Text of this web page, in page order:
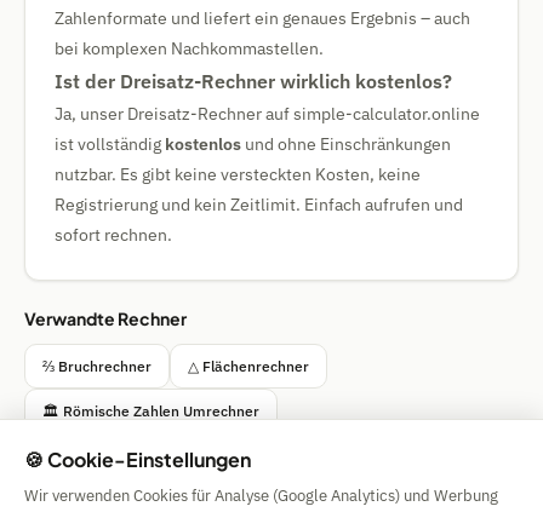
Zahlenformate und liefert ein genaues Ergebnis – auch
bei komplexen Nachkommastellen.
Ist der Dreisatz-Rechner wirklich kostenlos?
Ja, unser Dreisatz-Rechner auf simple-calculator.online
ist vollständig kostenlos und ohne Einschränkungen
nutzbar. Es gibt keine versteckten Kosten, keine
Registrierung und kein Zeitlimit. Einfach aufrufen und
sofort rechnen.
Verwandte Rechner
⅔ Bruchrechner △ Flächenrechner
🏛️ Römische Zahlen Umrechner
📊 Mittelwert / Median / Modus
🍪 Cookie-Einstellungen
Wir verwenden Cookies für Analyse (Google Analytics) und Werbung